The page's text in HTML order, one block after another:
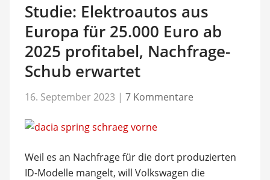
Studie: Elektroautos aus
Europa für 25.000 Euro ab
2025 profitabel, Nachfrage-
Schub erwartet
16. September 2023 | 7 Kommentare
Weil es an Nachfrage für die dort produzierten
ID-Modelle mangelt, will Volkswagen die